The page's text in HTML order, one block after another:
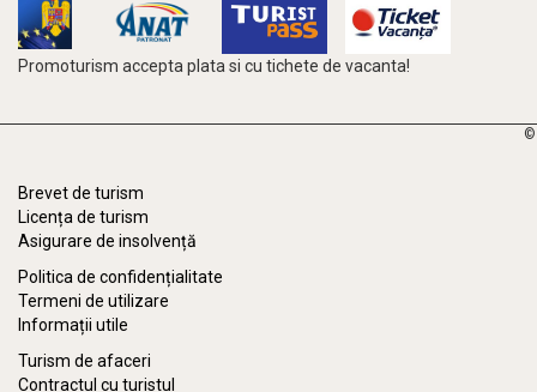
Promoturism accepta plata si cu tichete de vacanta!
©
Brevet de turism
Licența de turism
Asigurare de insolvență
Politica de confidențialitate
Termeni de utilizare
Informații utile
Turism de afaceri
Contractul cu turistul